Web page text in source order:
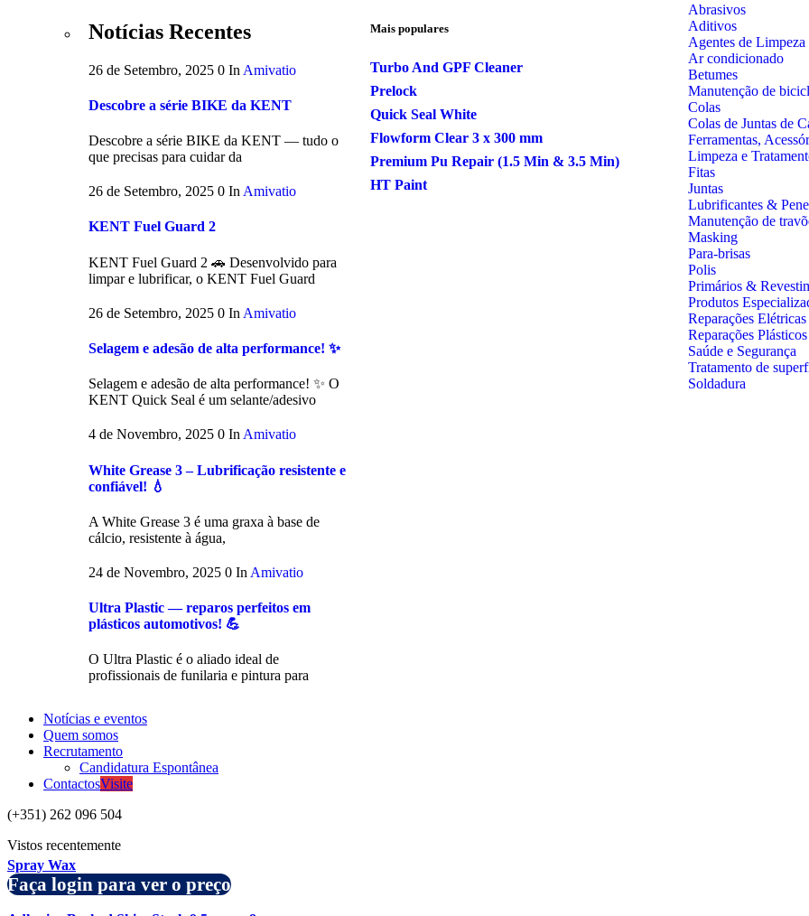
Notícias Recentes
26 de Setembro, 2025 0 In Amivatio
Descobre a série BIKE da KENT
Descobre a série BIKE da KENT — tudo o
que precisas para cuidar da
26 de Setembro, 2025 0 In Amivatio
KENT Fuel Guard 2
KENT Fuel Guard 2 🚗 Desenvolvido para
limpar e lubrificar, o KENT Fuel Guard
26 de Setembro, 2025 0 In Amivatio
Selagem e adesão de alta performance! ✨
Selagem e adesão de alta performance! ✨ O
KENT Quick Seal é um selante/adesivo
4 de Novembro, 2025 0 In Amivatio
White Grease 3 – Lubrificação resistente e
confiável! 💧
A White Grease 3 é uma graxa à base de
cálcio, resistente à água,
24 de Novembro, 2025 0 In Amivatio
Ultra Plastic — reparos perfeitos em
plásticos automotivos! 💪
O Ultra Plastic é o aliado ideal de
profissionais de funilaria e pintura para
Mais populares
Turbo And GPF Cleaner
Prelock
Quick Seal White
Flowform Clear 3 x 300 mm
Premium Pu Repair (1.5 Min & 3.5 Min)
HT Paint
Abrasivos
Aditivos
Agentes de Limpeza
Ar condicionado
Betumes
Manutenção de
Colas
Colas de Juntas de
Ferramentas,
Limpeza e
Fitas
Juntas
Lubrificantes &
Manutenção de
Masking
Para-brisas
Polis
Primários &
Produtos
Reparações Elétricas
Reparações
Saúde e Segurança
Tratamento de
Soldadura
Notícias e eventos
Quem somos
Recrutamento
Candidatura Espontânea
ContactosVisite
(+351) 262 096 504
Vistos recentemente
Spray Wax
Faça login para ver o preço